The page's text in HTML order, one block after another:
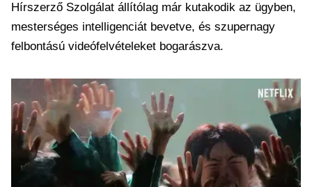
Hírszerző Szolgálat állítólag már kutakodik az ügyben,
mesterséges intelligenciát bevetve, és szupernagy
felbontású videófelvételeket bogarászva.